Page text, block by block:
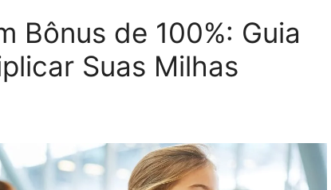
Bônus de 100%: Guia
Suas Milhas